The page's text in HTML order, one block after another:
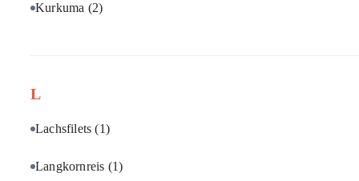
Kurkuma (2)
L
Lachsfilets(1)
Langkornreis (1)